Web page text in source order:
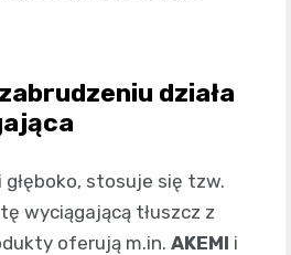
działa
stosuje się tzw.
wyciągającą tłuszcz z
oferują m.in. AKEMI i